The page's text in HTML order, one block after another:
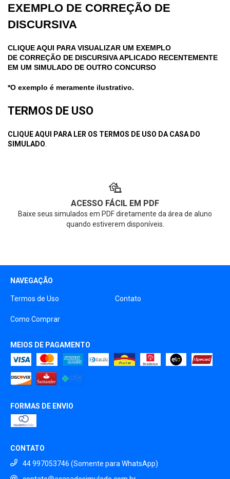
EXEMPLO DE CORREÇÃO DE
DISCURSIVA
CLIQUE AQUI PARA VISUALIZAR UM EXEMPLO
DE CORREÇÃO DE DISCURSIVA APLICADO RECENTEMENTE
EM UM SIMULADO DE OUTRO CONCURSO
*O exemplo é meramente ilustrativo.
TERMOS DE USO
CLIQUE AQUI PARA LER OS TERMOS DE USO DA CASA DO
SIMULADO.
ACESSO FÁCIL EM PDF
Baixe seus simulados em PDF diretamente da área de aluno
quando estiverem disponíveis.
NAVEGAÇÃO
Termos de Uso Contato
Como Comprar
MEIOS DE PAGAMENTO
FORMAS DE ENVIO
CONTATO
44 997053746 (Somente para WhatsApp)